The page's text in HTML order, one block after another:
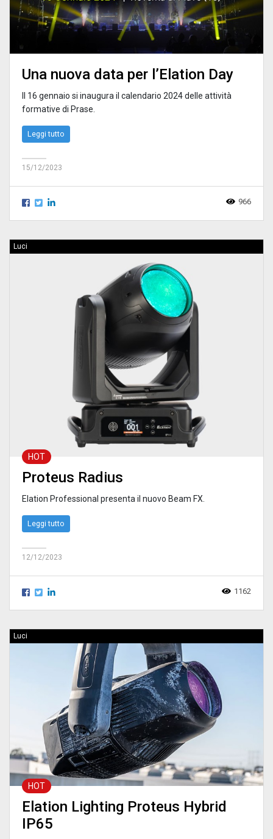
Una nuova data per l’Elation Day
Il 16 gennaio si inaugura il calendario 2024 delle attività
formative di Prase.
Leggi tutto
15/12/2023
966
Luci
HOT
Proteus Radius
Elation Professional presenta il nuovo Beam FX.
Leggi tutto
12/12/2023
1162
Luci
HOT
Elation Lighting Proteus Hybrid
IP65